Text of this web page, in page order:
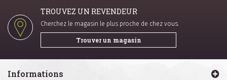
TROUVEZ UN REVENDEUR
Cherchez le magasin le plus proche de chez vous.
Trouver un magasin
Informations